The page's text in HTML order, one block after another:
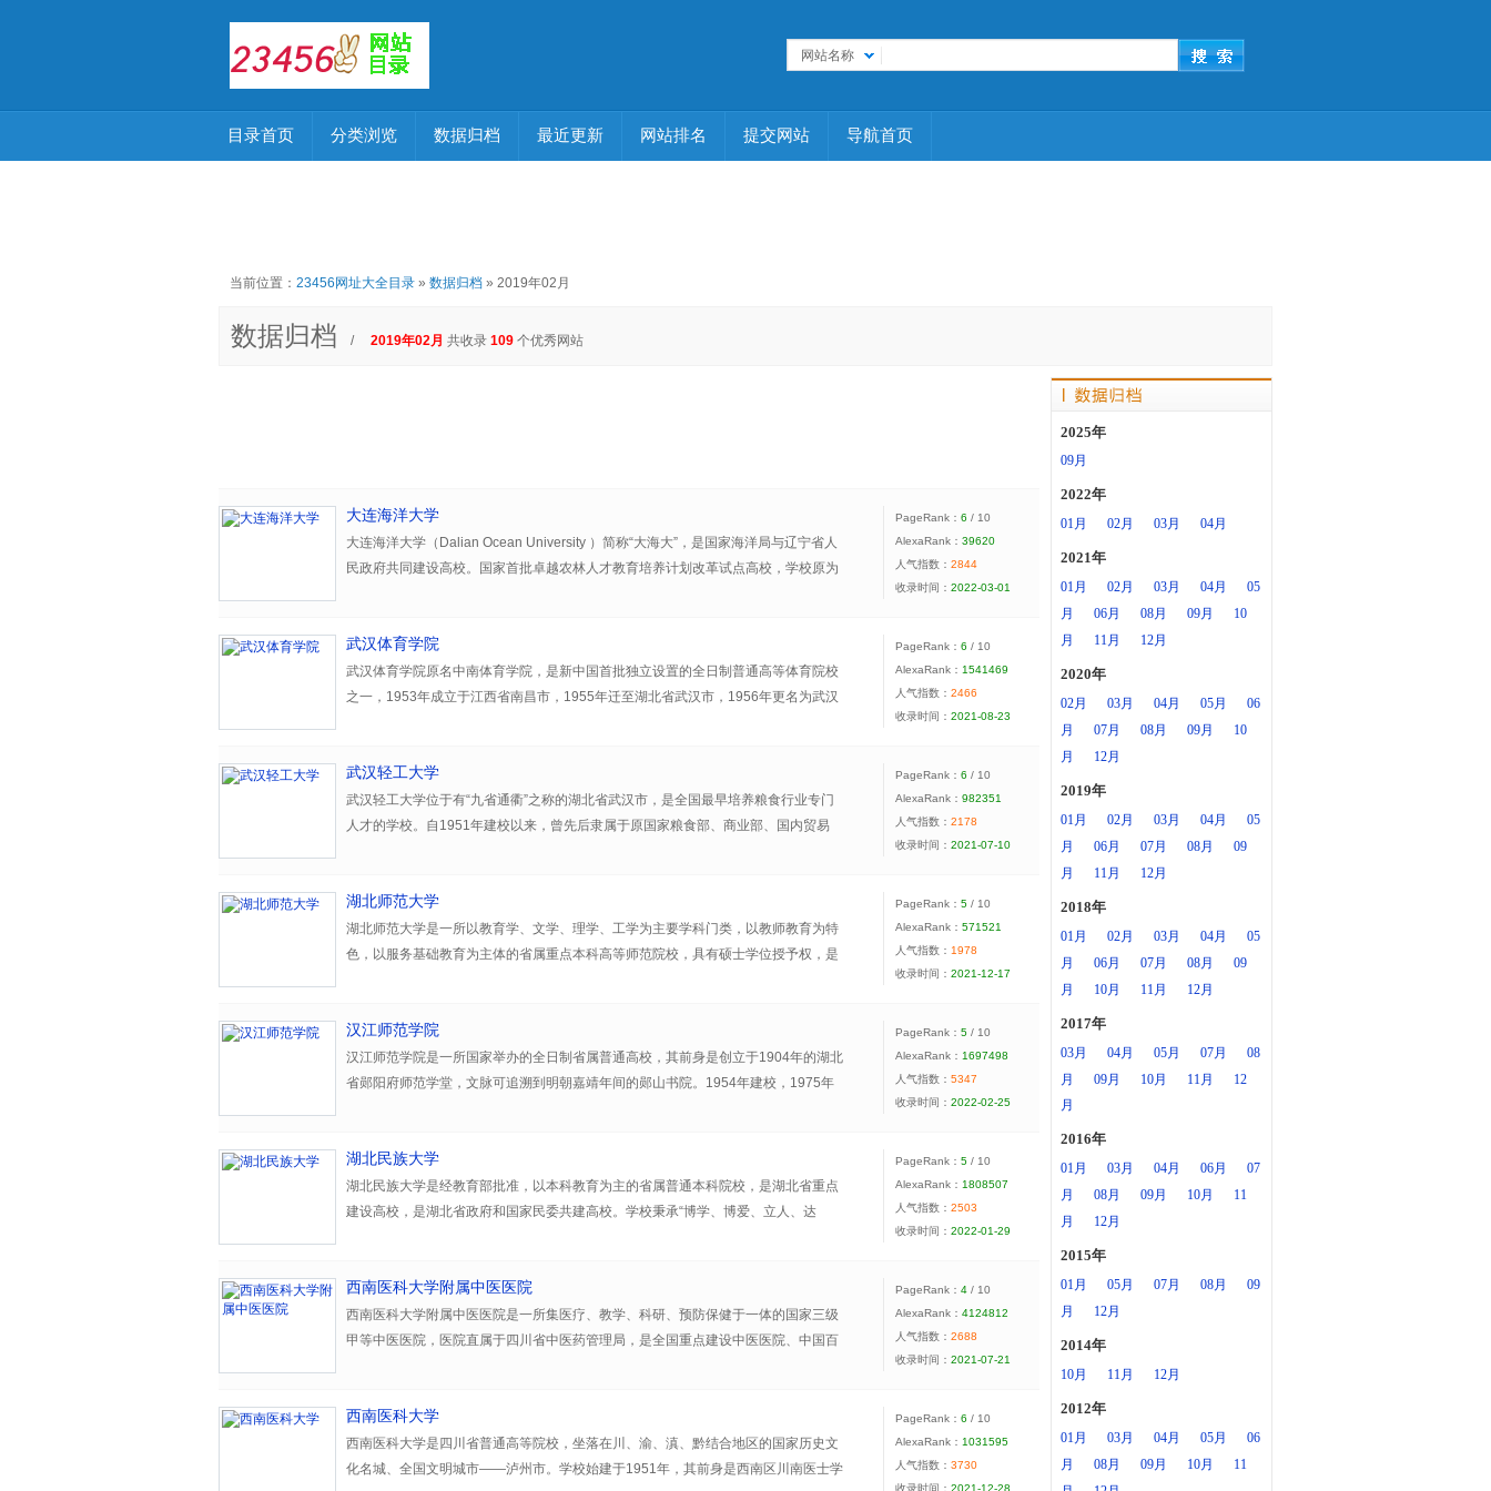
网站名称
目录首页 分类浏览 数据归档 最近更新 网站排名 提交网站 导航首页
当前位置： 23456网址大全目录 » 数据归档 » 2019年02月
数据归档 / 2019年02月 共收录 109 个优秀网站
大连海洋大学
大连海洋大学（Dalian Ocean University ）简称“大海大”，是国家海洋局与辽宁省人
民政府共同建设高校。国家首批卓越农林人才教育培养计划改革试点高校，学校原为
PageRank： 6 / 10
AlexaRank： 39620
人气指数： 2844
收录时间： 2022-03-01
武汉体育学院
武汉体育学院原名中南体育学院，是新中国首批独立设置的全日制普通高等体育院校
之一，1953年成立于江西省南昌市，1955年迁至湖北省武汉市，1956年更名为武汉
美，基础设施先进，文化底蕴浓郁，师资力量雄厚，办学特色鲜明。2018年1月，武
汉体育学院入选湖北省“双一流”建设高校。
体育指导与管理、休闲体育、运动人体科学、运动训练、武术与民族传统体育、表演
（武术表演、服装表演、健身健美方向）、舞蹈表演(体育舞蹈、健美操、大众艺术体
操方向)、舞蹈学、播音与主持艺术、视觉传达设计、广播电视编导、新闻学、英语、
理、汉语国际教育；其中有3个国家级特色本科专业，4个省级品牌专业，1个国家级
专业综合改革试点，6个省级专业综合改革试点，6个湖北省高等学校战略性新兴(支
柱)产业人才培养计划本科项目。建成国家级精品资源共享课、视频公开课、精品课程
PageRank： 6 / 10
AlexaRank： 1541469
人气指数： 2466
收录时间： 2021-08-23
武汉轻工大学
武汉轻工大学位于有“九省通衢”之称的湖北省武汉市，是全国最早培养粮食行业专门
人才的学校。自1951年建校以来，曾先后隶属于原国家粮食部、商业部、国内贸易
特色兴校”的办学理念，现已形成了以轻工食品类学科为特色，食品营养与人类健康领
域相关学科优势明显，以工科为主干，工、管、理、文、经、农、艺、法等学科协调
发展的多科性大学格局。
个；一级学科硕士点13个，二级学科硕士点63个，硕士专业学位授权点14个；全日制
在校本专科生、研究生17000余人。有省级优势特色学科群2个、省一级学科重点学科
7个，食品科学与工程列入湖北省“国内一流学科”建设学科。有国家级、省（部）级科
PageRank： 6 / 10
AlexaRank： 982351
人气指数： 2178
收录时间： 2021-07-10
湖北师范大学
湖北师范大学是一所以教育学、文学、理学、工学为主要学科门类，以教师教育为特
色，以服务基础教育为主体的省属重点本科高等师范院校，具有硕士学位授予权，是
学校位于黄石市中心城区，规划占地2002亩，校舍总面积60余万平方米。学校襟江带
湖，含山蓄水，绿茵广场、曲径小道、花坛公园、楼台亭榭、形象雕塑、书画走廊等
园”和“湖北省最佳文明单位”，是读书治学和陶冶情操的理想场所。
PageRank： 5 / 10
AlexaRank： 571521
人气指数： 1978
收录时间： 2021-12-17
汉江师范学院
汉江师范学院是一所国家举办的全日制省属普通高校，其前身是创立于1904年的湖北
省郧阳府师范学堂，文脉可追溯到明朝嘉靖年间的郧山书院。1954年建校，1975年
22日国家教育部批准同意学校升格为本科院校，更名为汉江师范学院。
学校位于新兴汽车城湖北省十堰市，近依道教胜地武当山，毗邻华中屋脊神农架和南
称号，是读书治学的理想园地。
设有教育学院、文学院、马克思主义学院、外国语学院、历史文化与旅游学院、经济
管、经、艺、体等学科门类，形成了以教师教育专业为基础、非教师教育专业协调发
展的发展格局。学校现有全日制在校生10000多人，面向全国20余个省（市、自治
区）招生。 目前，学校已有41届毕业生，为鄂西北地区输送了各类“下得去，留得
PageRank： 5 / 10
AlexaRank： 1697498
人气指数： 5347
收录时间： 2022-02-25
湖北民族大学
湖北民族大学是经教育部批准，以本科教育为主的省属普通本科院校，是湖北省重点
建设高校，是湖北省政府和国家民委共建高校。学校秉承“博学、博爱、立人、达
服务、为国家发展战略服务”的办学宗旨，在人才培养、科学研究、社会服务和文化传
承创新等方面形成了鲜明的办学特色。
值2.35亿元，藏书180余万册，建有完备的现代电子图书系统，电子图书320余万种。
湖北民族大学的历史溯源于1938年建立的湖北省立联中乡村师范分校，后改为湖北省
PageRank： 5 / 10
AlexaRank： 1808507
人气指数： 2503
收录时间： 2022-01-29
西南医科大学附属中医医院
西南医科大学附属中医医院是一所集医疗、教学、科研、预防保健于一体的国家三级
甲等中医医院，医院直属于四川省中医药管理局，是全国重点建设中医医院、中国百
个，有博士生导师和硕士生导师近50人。
PageRank： 4 / 10
AlexaRank： 4124812
人气指数： 2688
收录时间： 2021-07-21
西南医科大学
西南医科大学是四川省普通高等院校，坐落在川、渝、滇、黔结合地区的国家历史文
化名城、全国文明城市——泸州市。学校始建于1951年，其前身是西南区川南医士学
PageRank： 6 / 10
AlexaRank： 1031595
人气指数： 3730
收录时间： 2021-12-28
2025年
09月
2022年
01月 02月 03月 04月
2021年
01月 02月 03月 04月
05
月
06月 08月 09月
10
月
11月 12月
2020年
02月 03月 04月 05月
06
月
07月 08月 09月
10
月
12月
2019年
01月 02月 03月 04月
05
月
06月 07月 08月
09
月
11月 12月
2018年
01月 02月 03月 04月
05
月
06月 07月 08月
09
月
10月 11月 12月
2017年
03月 04月 05月 07月
08
月
09月 10月 11月
12
月
2016年
01月 03月 04月 06月
07
月
08月 09月 10月
11
月
12月
2015年
01月 05月 07月 08月
09
月
12月
2014年
10月 11月 12月
2012年
01月 03月 04月 05月
06
月
08月 09月 10月
11